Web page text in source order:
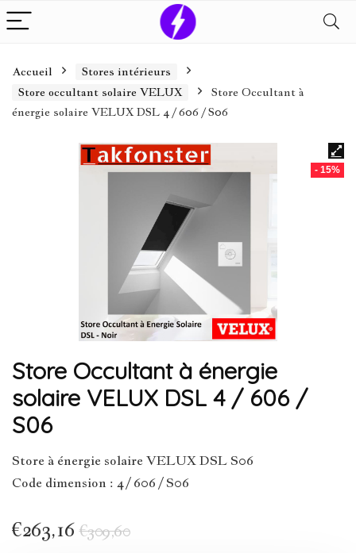
Accueil
Stores intérieurs
Store occultant solaire VELUX
Store Occultant à
énergie solaire VELUX DSL 4 / 606 / S06
- 15%
Store Occultant à énergie
solaire VELUX DSL 4 / 606 /
S06
Store à énergie solaire VELUX DSL S06
Code dimension : 4 / 606 / S06
€309,60
€263,16